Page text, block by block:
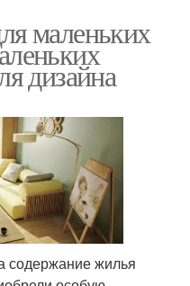
маленьких
дизайна
содержание жилья